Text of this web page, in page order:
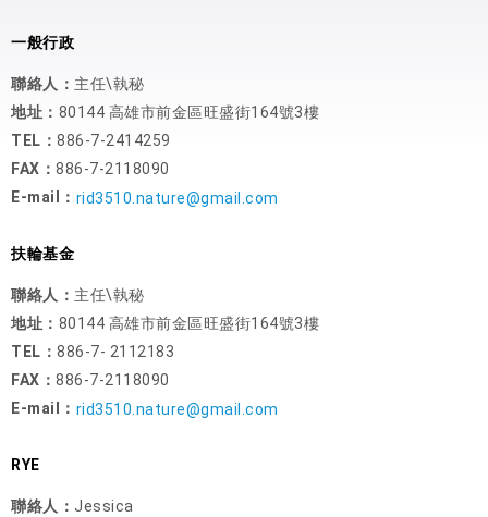
一般行政
聯絡人： 主任\執秘
地址： 80144 高雄市前金區旺盛街164號3樓
TEL： 886-7-2414259
FAX： 886-7-2118090
E-mail： rid3510.nature@gmail.com
扶輪基金
聯絡人： 主任\執秘
地址： 80144 高雄市前金區旺盛街164號3樓
TEL： 886-7- 2112183
FAX： 886-7-2118090
E-mail： rid3510.nature@gmail.com
RYE
聯絡人： Jessica